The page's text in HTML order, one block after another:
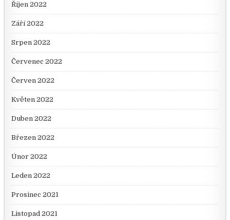
Říjen 2022
Září 2022
Srpen 2022
Červenec 2022
Červen 2022
Květen 2022
Duben 2022
Březen 2022
Únor 2022
Leden 2022
Prosinec 2021
Listopad 2021